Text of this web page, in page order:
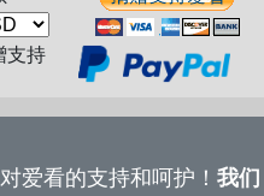
支持
爱看的支持和呵护！ 我们